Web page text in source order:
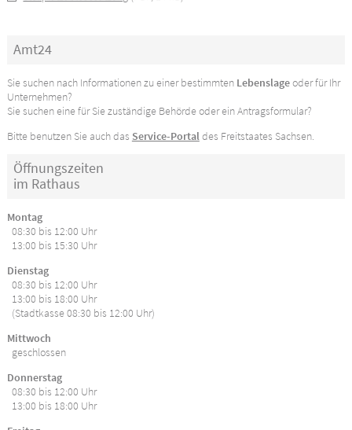
Amt24
Sie suchen nach Informationen zu einer bestimmten Lebenslageoder für Ihr
Unternehmen?
Sie suchen eine für Sie zuständige Behörde oder ein Antragsformular?
Bitte benutzen Sie auch das Service-Portaldes Freitstaates Sachsen.
Öffnungszeiten
im Rathaus
Montag
08:30 bis 12:00 Uhr
13:00 bis 15:30 Uhr
Dienstag
08:30 bis 12:00 Uhr
13:00 bis 18:00 Uhr
(Stadtkasse 08:30 bis 12:00 Uhr)
Mittwoch
geschlossen
Donnerstag
08:30 bis 12:00 Uhr
13:00 bis 18:00 Uhr